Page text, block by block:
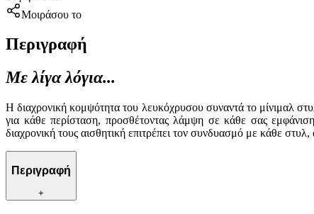
Μοιράσου το
Περιγραφή
Με λίγα λόγια...
Η διαχρονική κομψότητα του λευκόχρυσου συναντά το μίνιμαλ
για κάθε περίσταση, προσθέτοντας λάμψη σε κάθε σας
διαχρονική τους αισθητική επιτρέπει τον συνδυασμό με κάθε
Περιγραφή
+